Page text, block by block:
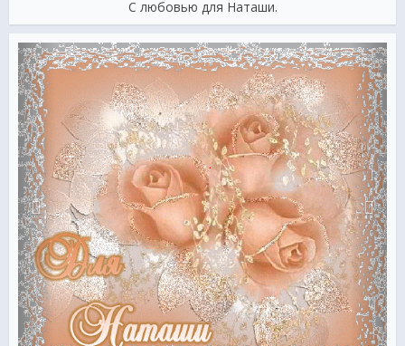
С любовью для Наташи.